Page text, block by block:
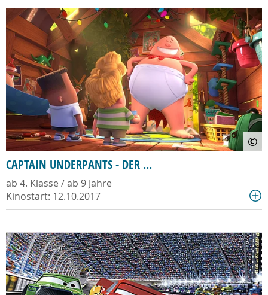
©
CAPTAIN UNDERPANTS - DER ...
ab 4. Klasse / ab 9 Jahre
Kinostart: 12.10.2017